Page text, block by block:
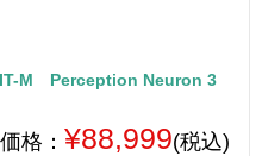
M Perception Neuron 3
格： ¥88,999(税込)